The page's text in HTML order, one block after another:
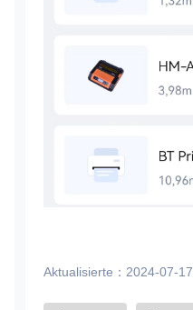
Aktualisierte：2024-07-17